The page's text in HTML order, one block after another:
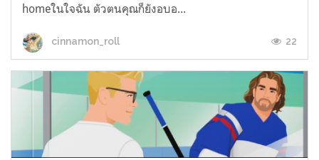
homeในใจฉัน ตัวตนคุณก็ยังอบอ...
cinnamon_roll 22